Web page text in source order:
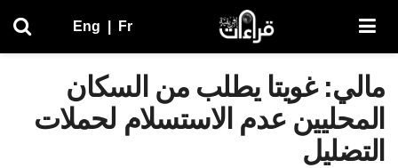
Eng Fr
مالي: غويتا يطلب من السكان
المحليين عدم الاستسلام لحملات
التضليل